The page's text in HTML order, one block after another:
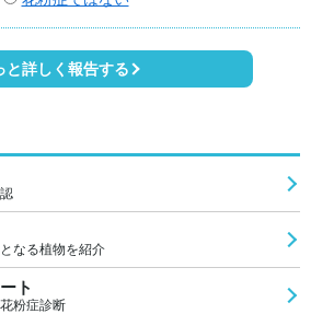
と詳しく報告する
なる植物を紹介
ト
粉症診断